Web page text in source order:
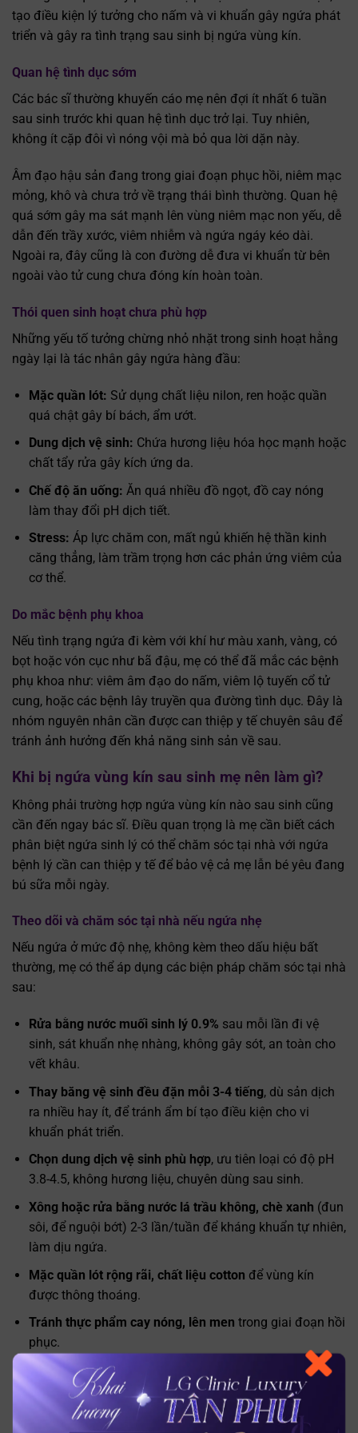
tạo điều kiện lý tưởng cho nấm và vi khuẩn gây ngứa phát
triển và gây ra tình trạng sau sinh bị ngứa vùng kín.
Quan hệ tình dục sớm
Các bác sĩ thường khuyến cáo mẹ nên đợi ít nhất 6 tuần
sau sinh trước khi quan hệ tình dục trở lại. Tuy nhiên,
không ít cặp đôi vì nóng vội mà bỏ qua lời dặn này.
Âm đạo hậu sản đang trong giai đoạn phục hồi, niêm mạc
mỏng, khô và chưa trở về trạng thái bình thường. Quan hệ
quá sớm gây ma sát mạnh lên vùng niêm mạc non yếu, dễ
dẫn đến trầy xước, viêm nhiễm và ngứa ngáy kéo dài.
Ngoài ra, đây cũng là con đường dễ đưa vi khuẩn từ bên
ngoài vào tử cung chưa đóng kín hoàn toàn.
Thói quen sinh hoạt chưa phù hợp
Những yếu tố tưởng chừng nhỏ nhặt trong sinh hoạt hằng
ngày lại là tác nhân gây ngứa hàng đầu:
Mặc quần lót: Sử dụng chất liệu nilon, ren hoặc quần
quá chật gây bí bách, ẩm ướt.
Dung dịch vệ sinh: Chứa hương liệu hóa học mạnh hoặc
chất tẩy rửa gây kích ứng da.
Chế độ ăn uống: Ăn quá nhiều đồ ngọt, đồ cay nóng
làm thay đổi pH dịch tiết.
Stress: Áp lực chăm con, mất ngủ khiến hệ thần kinh
căng thẳng, làm trầm trọng hơn các phản ứng viêm của
cơ thể.
Do mắc bệnh phụ khoa
Nếu tình trạng ngứa đi kèm với khí hư màu xanh, vàng, có
bọt hoặc vón cục như bã đậu, mẹ có thể đã mắc các bệnh
phụ khoa như: viêm âm đạo do nấm, viêm lộ tuyến cổ tử
cung, hoặc các bệnh lây truyền qua đường tình dục. Đây là
nhóm nguyên nhân cần được can thiệp y tế chuyên sâu để
tránh ảnh hưởng đến khả năng sinh sản về sau.
Khi bị ngứa vùng kín sau sinh mẹ nên làm gì?
Không phải trường hợp ngứa vùng kín nào sau sinh cũng
cần đến ngay bác sĩ. Điều quan trọng là mẹ cần biết cách
phân biệt ngứa sinh lý có thể chăm sóc tại nhà với ngứa
bệnh lý cần can thiệp y tế để bảo vệ cả mẹ lẫn bé yêu đang
bú sữa mỗi ngày.
Theo dõi và chăm sóc tại nhà nếu ngứa nhẹ
Nếu ngứa ở mức độ nhẹ, không kèm theo dấu hiệu bất
thường, mẹ có thể áp dụng các biện pháp chăm sóc tại nhà
sau:
Rửa bằng nước muối sinh lý 0.9% sau mỗi lần đi vệ
sinh, sát khuẩn nhẹ nhàng, không gây sót, an toàn cho
vết khâu.
Thay băng vệ sinh đều đặn mỗi 3-4 tiếng, dù sản dịch
ra nhiều hay ít, để tránh ẩm bí tạo điều kiện cho vi
khuẩn phát triển.
Chọn dung dịch vệ sinh phù hợp, ưu tiên loại có độ pH
3.8-4.5, không hương liệu, chuyên dùng sau sinh.
Xông hoặc rửa bằng nước lá trầu không, chè xanh (đun
sôi, để nguội bớt) 2-3 lần/tuần để kháng khuẩn tự nhiên,
làm dịu ngứa.
Mặc quần lót rộng rãi, chất liệu cotton để vùng kín
được thông thoáng.
Tránh thực phẩm cay nóng, lên men trong giai đoạn hồi
phục.
Không tự ý dùng thuốc bôi hay thuốc đặt âm đạokhi
chưa hỏi ý kiến bác sĩ, một số hoạt chất có thể thấm
qua sữa mẹ, ảnh hưởng đến bé.
Trò chuyện cùng
Trợ lý bác sĩ LG Clinic